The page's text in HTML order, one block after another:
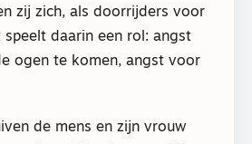
zij zich, als doorrijders voor
daarin een rol: angst
ogen te komen, angst voor
de mens en zijn vrouw